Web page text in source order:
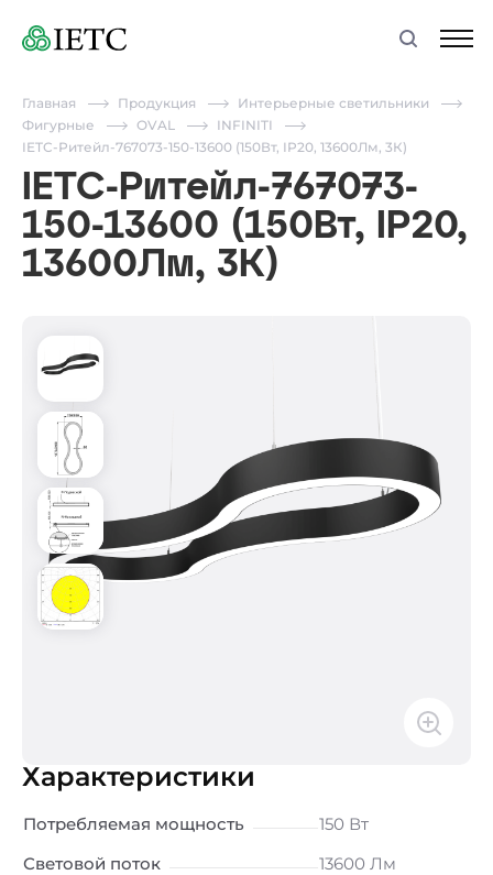
Главная Продукция
Интерьерные светильники
Фигурные
OVAL
INFINITI
IETC-Ритейл-767073-150-13600 (150Вт, IP20, 13600Лм, 3К)
IETC-Ритейл-767073-
150-13600 (150Вт, IP20,
13600Лм, 3К)
Характеристики
Потребляемая мощность
150 Вт
Световой поток
13600 Лм